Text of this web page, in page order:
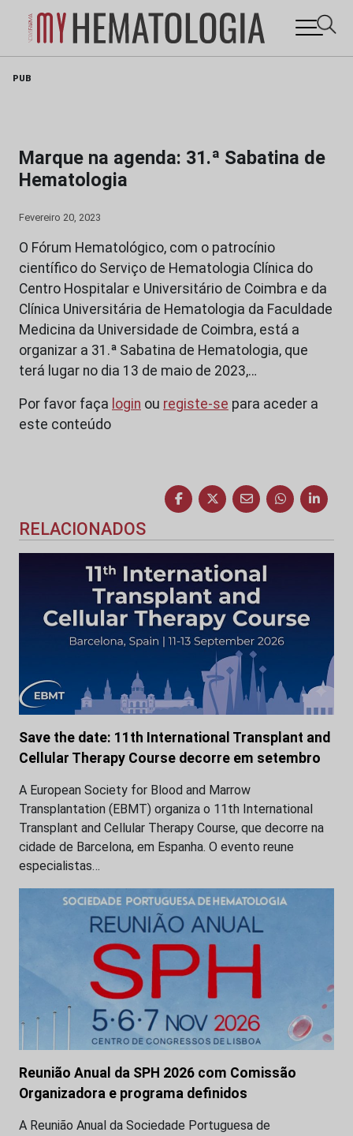
PUB
Marque na agenda: 31.ª Sabatina de
Hematologia
Fevereiro 20, 2023
O Fórum Hematológico, com o patrocínio
científico do Serviço de Hematologia Clínica do
Centro Hospitalar e Universitário de Coimbra e da
Clínica Universitária de Hematologia da Faculdade
Medicina da Universidade de Coimbra, está a
organizar a 31.ª Sabatina de Hematologia, que
terá lugar no dia 13 de maio de 2023,…
Por favor faça login ou registe-se para aceder a
este conteúdo
RELACIONADOS
Save the date: 11th International Transplant and
Cellular Therapy Course decorre em setembro
A European Society for Blood and Marrow
Transplantation (EBMT) organiza o 11th International
Transplant and Cellular Therapy Course, que decorre na
cidade de Barcelona, em Espanha. O evento reune
especialistas…
Reunião Anual da SPH 2026 com Comissão
Organizadora e programa definidos
A Reunião Anual da Sociedade Portuguesa de